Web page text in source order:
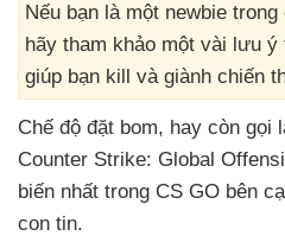
Nếu bạn là một newbie
hãy tham khảo một vài lưu
giúp bạn kill và giành chiến
Chế độ đặt bom, hay còn gọi
Counter Strike: Global
biến nhất trong CS GO bên
con tin.